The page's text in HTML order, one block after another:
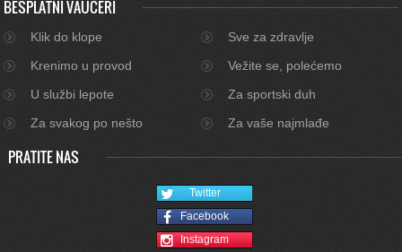
BESPLATNI VAUČERI
Klik do klope
Sve za zdravlje
Krenimo u provod
Vežite se, polećemo
U službi lepote
Za sportski duh
Za svakog po nešto
Za vaše najmlađe
PRATITE NAS
Twitter
Facebook
Instagram